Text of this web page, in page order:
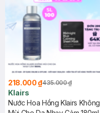
218.000 ₫435.000 ₫
Klairs
Nước Hoa Hồng Klairs Không